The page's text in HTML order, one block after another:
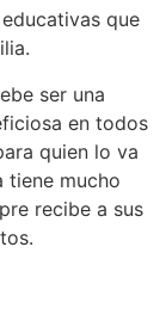
que
ser una
en todos
quien lo va
tiene mucho
recibe a sus